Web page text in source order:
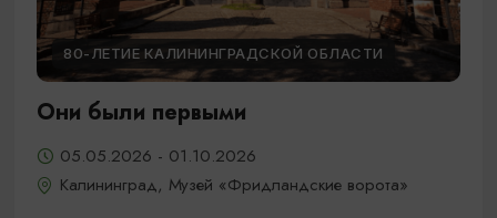
80-ЛЕТИЕ КАЛИНИНГРАДСКОЙ ОБЛАСТИ
Они были первыми
05.05.2026 - 01.10.2026
Калининград, Музей «Фридландские ворота»